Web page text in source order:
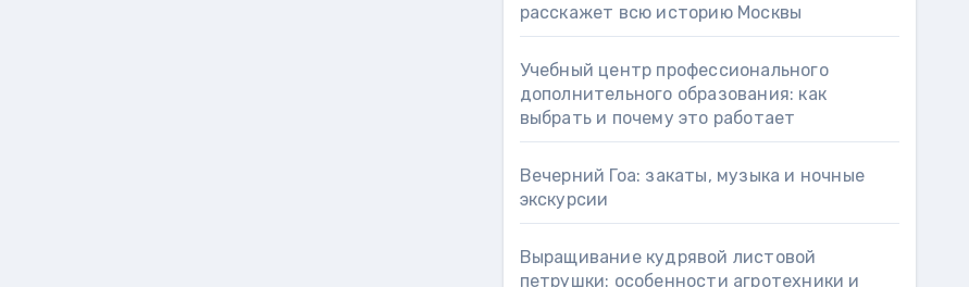
расскажет всю историю Москвы
Учебный центр профессионального
дополнительного образования: как
выбрать и почему это работает
Вечерний Гоа: закаты, музыка и ночные
экскурсии
Выращивание кудрявой листовой
петрушки: особенности агротехники и